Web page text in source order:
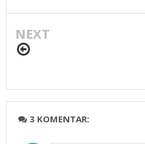
NEXT
3 KOMENTAR: